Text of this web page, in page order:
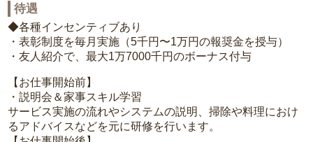
待遇
◆各種インセンティブあり
・表彰制度を毎月実施（5千円〜1万円の報奨金を授与）
・友人紹介で、最大1万7000千円のボーナス付与
【お仕事開始前】
・説明会＆家事スキル学習
サービス実施の流れやシステムの説明、掃除や料理におけ
るアドバイスなどを元に研修を行います。